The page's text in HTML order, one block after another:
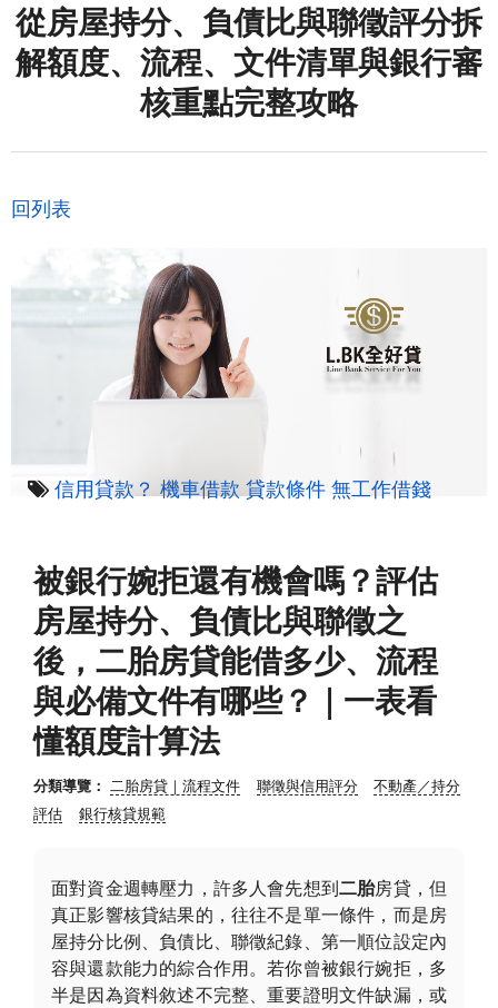
從房屋持分、負債比與聯徵評分拆
解額度、流程、文件清單與銀行審
核重點完整攻略
回列表
信用貸款？ 機車借款 貸款條件 無工作借錢
被銀行婉拒還有機會嗎？評估
房屋持分、負債比與聯徵之
後，二胎房貸能借多少、流程
與必備文件有哪些？｜一表看
懂額度計算法
分類導覽： 二胎房貸｜流程文件 聯徵與信用評分
不動產／持分
評估
銀行核貸規範
面對資金週轉壓力，許多人會先想到二胎房貸，但
真正影響核貸結果的，往往不是單一條件，而是房
屋持分比例、負債比、聯徵紀錄、第一順位設定內
容與還款能力的綜合作用。若你曾被銀行婉拒，多
半是因為資料敘述不完整、重要證明文件缺漏，或